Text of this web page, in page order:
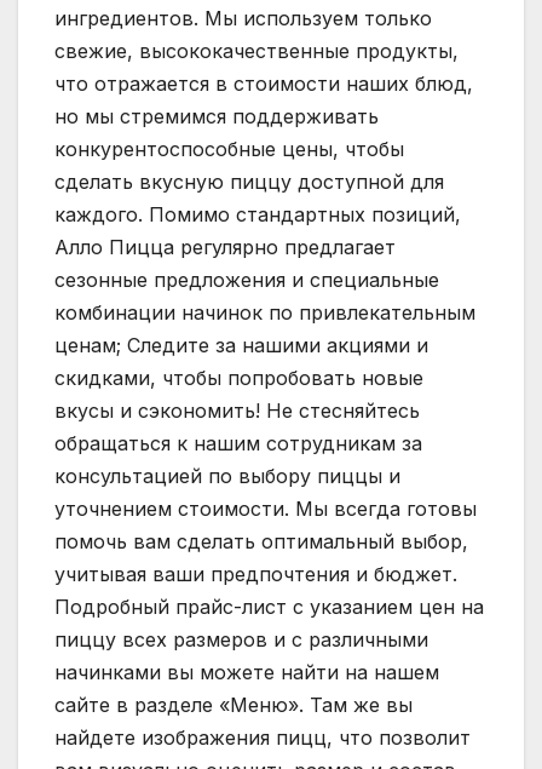
ингредиентов. Мы используем только
свежие, высококачественные продукты,
что отражается в стоимости наших блюд,
но мы стремимся поддерживать
конкурентоспособные цены, чтобы
сделать вкусную пиццу доступной для
каждого. Помимо стандартных позиций,
Алло Пицца регулярно предлагает
сезонные предложения и специальные
комбинации начинок по привлекательным
ценам; Следите за нашими акциями и
скидками, чтобы попробовать новые
вкусы и сэкономить! Не стесняйтесь
обращаться к нашим сотрудникам за
консультацией по выбору пиццы и
уточнением стоимости. Мы всегда готовы
помочь вам сделать оптимальный выбор,
учитывая ваши предпочтения и бюджет.
Подробный прайс-лист с указанием цен на
пиццу всех размеров и с различными
начинками вы можете найти на нашем
сайте в разделе «Меню». Там же вы
найдете изображения пицц, что позволит